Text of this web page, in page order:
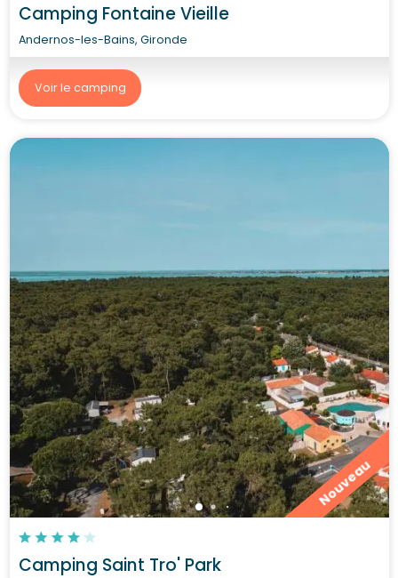
Camping Fontaine Vieille
Andernos-les-Bains, Gironde
Voir le camping
Nouveau
Camping Saint Tro' Park